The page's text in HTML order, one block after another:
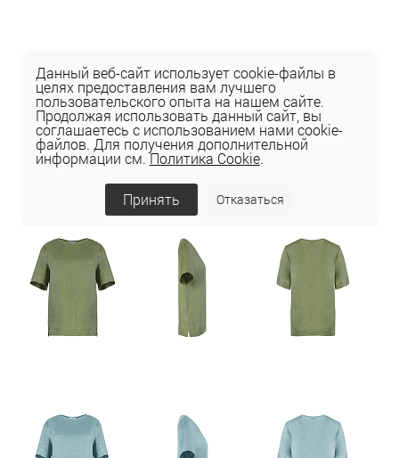
Данный веб-сайт использует cookie-файлы в
целях предоставления вам лучшего
пользовательского опыта на нашем сайте.
Продолжая использовать данный сайт, вы
соглашаетесь с использованием нами cookie-
файлов. Для получения дополнительной
информации см.Политика Cookie.
Принять Отказаться